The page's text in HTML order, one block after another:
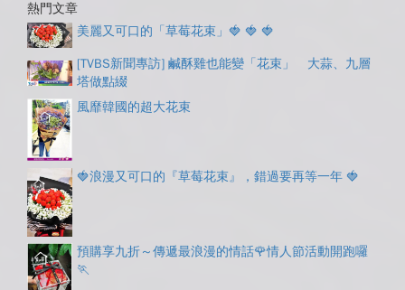
熱門文章
美麗又可口的「草莓花束」🍓 🍓 🍓
[TVBS新聞專訪] 鹹酥雞也能變「花束」 大蒜、九層
塔做點綴
風靡韓國的超大花束
🍓浪漫又可口的『草莓花束』，錯過要再等一年 🍓
預購享九折～傳遞最浪漫的情話🌹情人節活動開跑囉
🏃